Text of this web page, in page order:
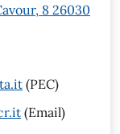
8 26030
(PEC)
(Email)